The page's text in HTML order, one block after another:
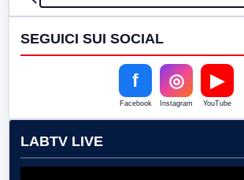
SEGUICI SUI SOCIAL
f
Facebook
◎
Instagram
▶
YouTube
LABTV LIVE